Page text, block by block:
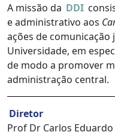
A missão da DDI
e administrativo aos
ações de
Universidade, em
de modo a promover
administração central.
Diretor
Prof Dr Carlos